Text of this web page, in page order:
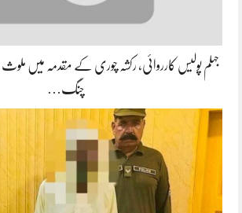
جہلم پولیس کارروائی، رکشہ چوری کے مقدمہ میں ملوث
چنگ…